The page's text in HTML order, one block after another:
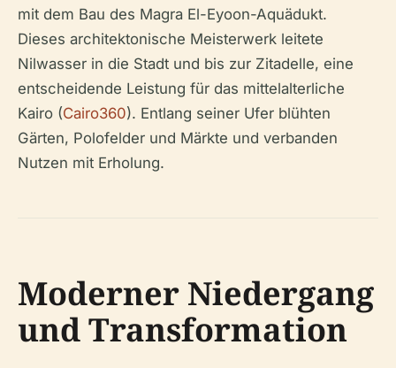
mit dem Bau des Magra El-Eyoon-Aquädukt.
Dieses architektonische Meisterwerk leitete
Nilwasser in die Stadt und bis zur Zitadelle, eine
entscheidende Leistung für das mittelalterliche
Kairo (Cairo360). Entlang seiner Ufer blühten
Gärten, Polofelder und Märkte und verbanden
Nutzen mit Erholung.
Moderner Niedergang
und Transformation